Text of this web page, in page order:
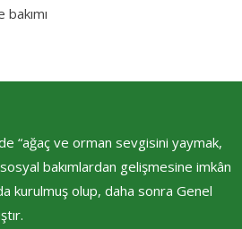
“ağaç ve orman sevgisini yaymak,
bakımlardan gelişmesine imkân
kurulmuş olup, daha sonra Genel